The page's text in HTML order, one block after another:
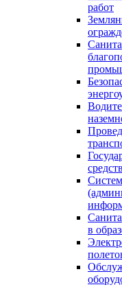
работ
средств
в